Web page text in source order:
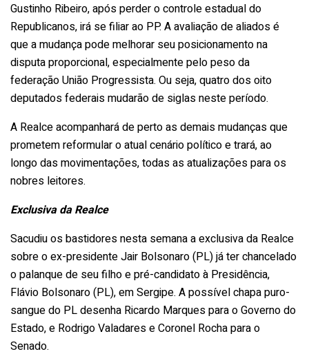
Gustinho Ribeiro, após perder o controle estadual do
Republicanos, irá se filiar ao PP. A avaliação de aliados é
que a mudança pode melhorar seu posicionamento na
disputa proporcional, especialmente pelo peso da
federação União Progressista. Ou seja, quatro dos oito
deputados federais mudarão de siglas neste período.
A Realce acompanhará de perto as demais mudanças que
prometem reformular o atual cenário político e trará, ao
longo das movimentações, todas as atualizações para os
nobres leitores.
Exclusiva da Realce
Sacudiu os bastidores nesta semana a exclusiva da Realce
sobre o ex-presidente Jair Bolsonaro (PL) já ter chancelado
o palanque de seu filho e pré-candidato à Presidência,
Flávio Bolsonaro (PL), em Sergipe. A possível chapa puro-
sangue do PL desenha Ricardo Marques para o Governo do
Estado, e Rodrigo Valadares e Coronel Rocha para o
Senado.